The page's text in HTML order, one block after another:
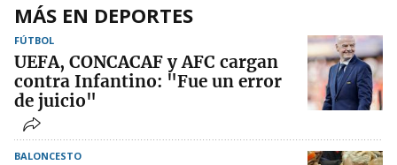
MÁS EN DEPORTES
FÚTBOL
UEFA, CONCACAF y AFC cargan
contra Infantino: "Fue un error
de juicio"
BALONCESTO